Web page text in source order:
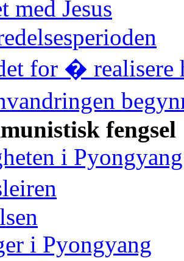
Jesus
for � realisere
fengsel
i Pyongyang
i Pyongyang